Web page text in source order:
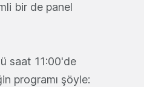
bir de panel
saat 11:00'de
programı şöyle: